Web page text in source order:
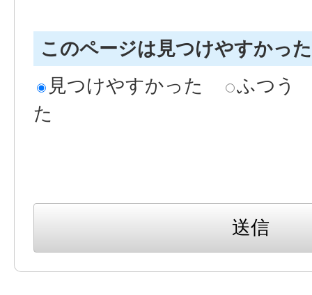
このページは見つけやすかっ
見つけやすかった
ふつう
た